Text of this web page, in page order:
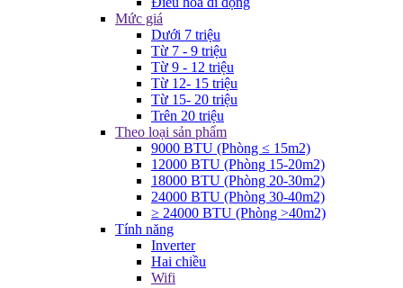
Mức giá
Dưới 7 triệu
Từ 7 - 9 triệu
Từ 9 - 12 triệu
Từ 12- 15 triệu
Từ 15- 20 triệu
Trên 20 triệu
Theo loại sản phẩm
9000 BTU (Phòng ≤ 15m2)
12000 BTU (Phòng 15-20m2)
18000 BTU (Phòng 20-30m2)
24000 BTU (Phòng 30-40m2)
≥ 24000 BTU (Phòng >40m2)
Tính năng
Inverter
Hai chiều
Wifi